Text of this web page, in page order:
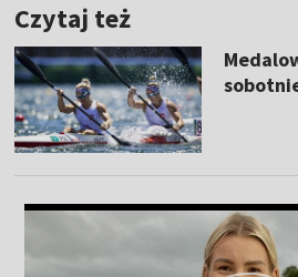
Czytaj też